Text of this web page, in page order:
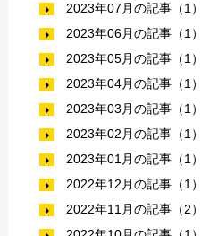
2023年07月の記事（1）
2023年06月の記事（1）
2023年05月の記事（1）
2023年04月の記事（1）
2023年03月の記事（1）
2023年02月の記事（1）
2023年01月の記事（1）
2022年12月の記事（1）
2022年11月の記事（2）